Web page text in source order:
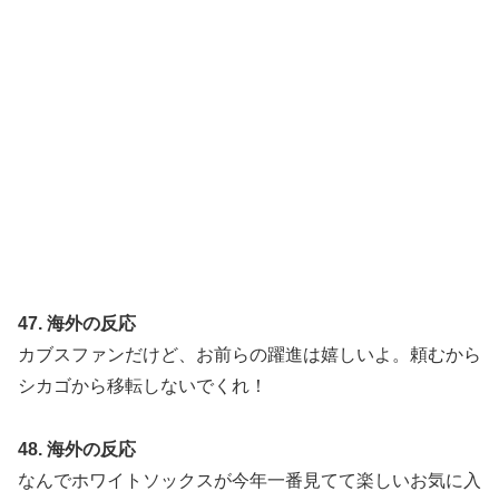
47. 海外の反応
カブスファンだけど、お前らの躍進は嬉しいよ。頼むから
シカゴから移転しないでくれ！
48. 海外の反応
なんでホワイトソックスが今年一番見てて楽しいお気に入